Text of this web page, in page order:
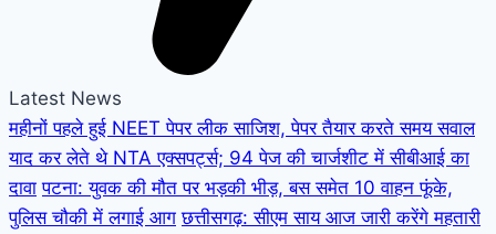
Latest News
महीनों पहले हुई NEET पेपर लीक साजिश, पेपर तैयार करते समय सवाल
याद कर लेते थे NTA एक्सपर्ट्स; 94 पेज की चार्जशीट में सीबीआई का
दावा पटना: युवक की मौत पर भड़की भीड़, बस समेत 10 वाहन फूंके,
पुलिस चौकी में लगाई आग छत्तीसगढ़: सीएम साय आज जारी करेंगे महतारी